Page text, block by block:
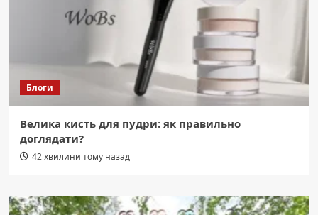
Блоги
Велика кисть для пудри: як правильно
доглядати?
42 хвилини тому назад